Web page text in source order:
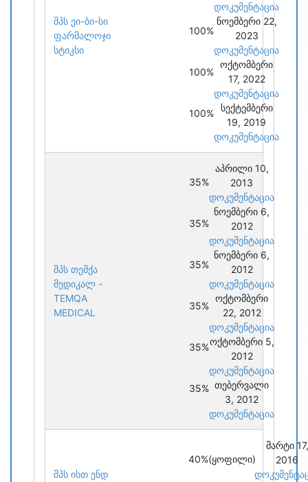
შპს ეი-ბი-სი
ფარმალოჯი
სტიკსი
100%
100%
100%
დოკუმენტაცია
ნოემბერი 22,
2023
დოკუმენტაცია
ოქტომბერი
17, 2022
დოკუმენტაცია
სექტემბერი
19, 2019
დოკუმენტაცია
შპს თემქა
მედიკალ -
TEMQA
MEDICAL
35%
35%
35%
35%
35%
35%
აპრილი 10,
2013
დოკუმენტაცია
ნოემბერი 6,
2012
დოკუმენტაცია
ნოემბერი 6,
2012
დოკუმენტაცია
ოქტომბერი
22, 2012
დოკუმენტაცია
ოქტომბერი 5,
2012
დოკუმენტაცია
თებერვალი
3, 2012
დოკუმენტაცია
შპს ისთ ენდ
40%(ყოფილი)
მარტი 17,
2016